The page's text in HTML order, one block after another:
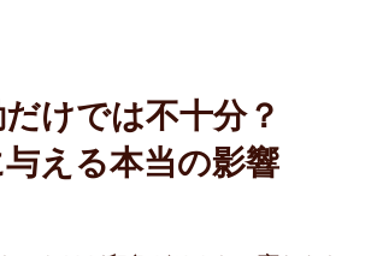
けでは不十分？
える本当の影響